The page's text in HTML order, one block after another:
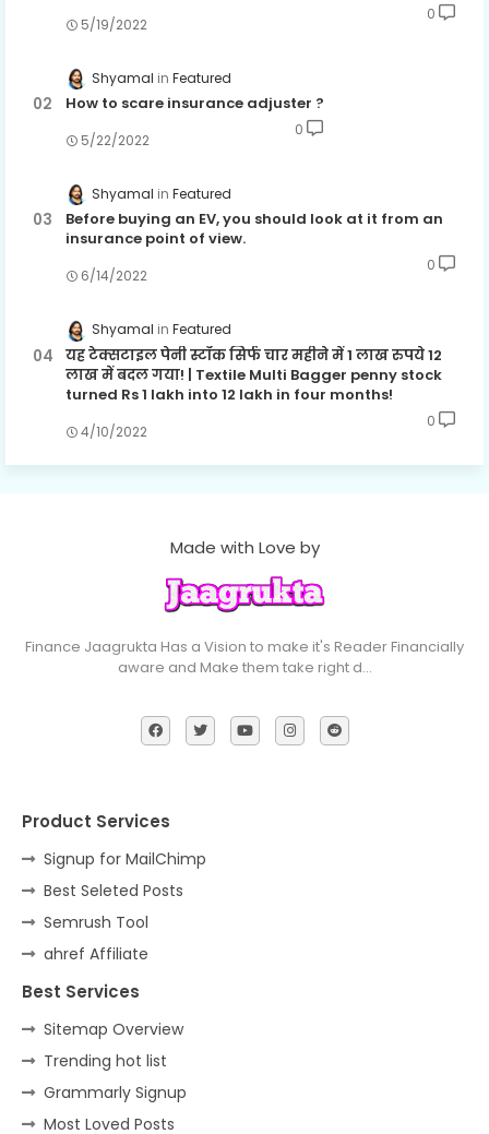
5/19/2022
0
Shyamal Featured
How to scare insurance adjuster ?
5/22/2022
0
Shyamal Featured
Before buying an EV, you should look at it from an
insurance point of view.
6/14/2022
0
Shyamal Featured
यह टेक्सटाइल पेनी स्टॉक सिर्फ चार महीने में 1 लाख रुपये 12
लाख में बदल गया! | Textile Multi Bagger penny stock
turned Rs 1 lakh into 12 lakh in four months!
4/10/2022
0
Made with Love by
Finance Jaagrukta Has a Vision to make it's Reader Financially
aware and Make them take right d…
Product Services
Signup for MailChimp
Best Seleted Posts
Semrush Tool
ahref Affiliate
Best Services
Sitemap Overview
Trending hot list
Grammarly Signup
Most Loved Posts